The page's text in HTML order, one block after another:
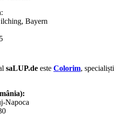
Bayern
saLUP.de este Colorim, specialiști
Napoca